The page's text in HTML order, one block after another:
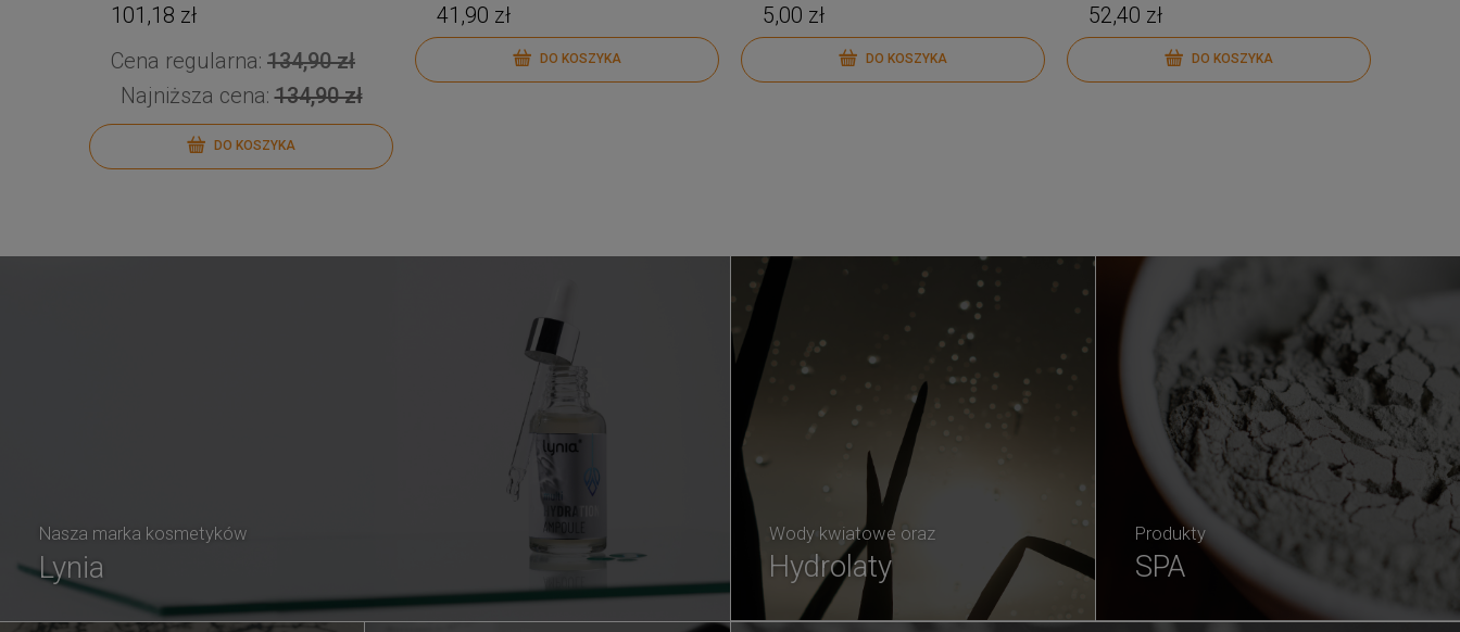
101,18 zł
Cena regularna: 134,90 zł
Najniższa cena:134,90 zł
DO KOSZYKA
41,90 zł
DO KOSZYKA
5,00 zł
DO KOSZYKA
52,40 zł
DO KOSZYKA
Nasza marka kosmetyków
Lynia
Wody kwiatowe oraz
Hydrolaty
Produkty
SPA